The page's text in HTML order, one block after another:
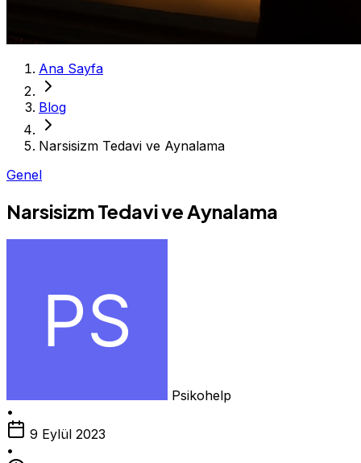
Ana Sayfa
Blog
Narsisizm Tedavi ve Aynalama
Genel
Narsisizm Tedavi ve Aynalama
Psikohelp
•
9 Eylül 2023
•